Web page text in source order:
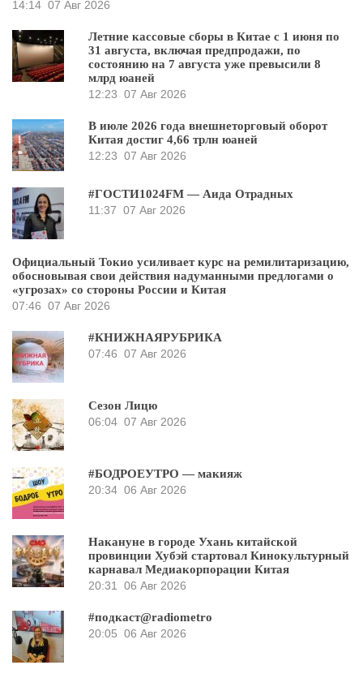
14:14 07 Авг 2026
Летние кассовые сборы в Китае с 1 июня по
31 августа, включая предпродажи, по
состоянию на 7 августа уже превысили 8
млрд юаней
12:23 07 Авг 2026
В июле 2026 года внешнеторговый оборот
Китая достиг 4,66 трлн юаней
12:23 07 Авг 2026
#ГОСТИ1024FM — Аида Отрадных
11:37 07 Авг 2026
Официальный Токио усиливает курс на ремилитаризацию,
обосновывая свои действия надуманными предлогами о
«угрозах» со стороны России и Китая
07:46 07 Авг 2026
#КНИЖНАЯРУБРИКА
07:46 07 Авг 2026
Сезон Лицю
06:04 07 Авг 2026
#БОДРОЕУТРО — макияж
20:34 06 Авг 2026
Накануне в городе Ухань китайской
провинции Хубэй стартовал Кинокультурный
карнавал Медиакорпорации Китая
20:31
06 Авг 2026
#подкаст@radiometro
20:05 06 Авг 2026